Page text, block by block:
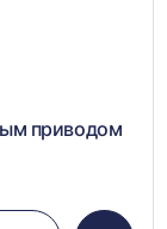
приводом